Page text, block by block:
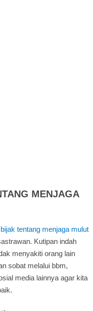
MENJAGA
tentang menjaga mulut
Kutipan indah
menyakiti orang lain
sobat melalui bbm,
media lainnya agar kita